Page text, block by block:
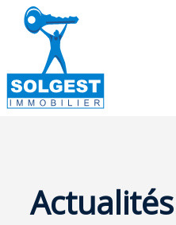
Actualités